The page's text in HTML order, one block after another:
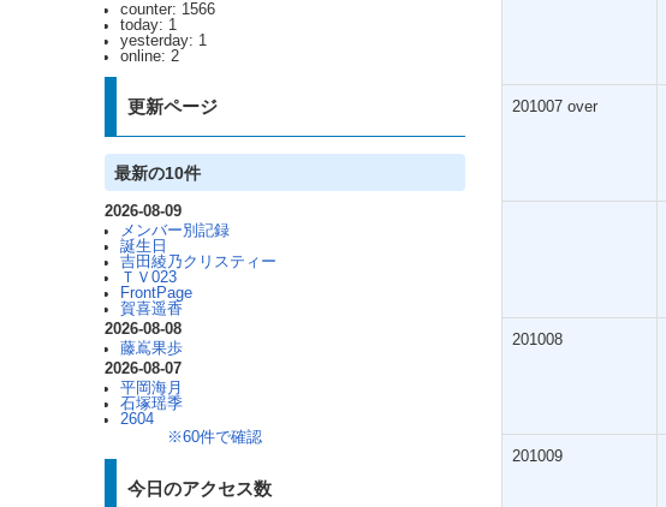
counter: 1566
today: 1
yesterday: 1
online: 2
更新ページ
最新の10件
2026-08-09
メンバー別記録
誕生日
吉田綾乃クリスティー
ＴＶ023
FrontPage
賀喜遥香
2026-08-08
藤嶌果歩
2026-08-07
平岡海月
石塚瑶季
2604
※60件で確認
今日のアクセス数
201007 over
201008
201009